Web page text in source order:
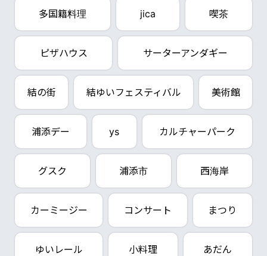
多国籍料理 jica 喫茶
ピザハウス サーターアンダギー
結の街 結ゆいフェスティバル 美術館
浦添デー ys カルチャーパーク
グスク 浦添市 西海岸
カーミージー コンサート まつり
ゆいレール 小料理 あだん